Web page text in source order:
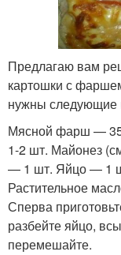
Предлагаю вам
картошки с
нужны следующие
Мясной фарш —
1-2 шт. Майонез
— 1 шт. Яйцо — 1
Растительное
Сперва
разбейте яйцо,
перемешайте.